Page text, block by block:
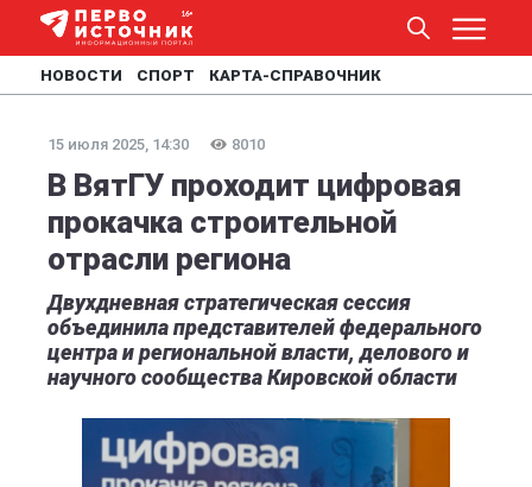
НОВОСТИ СПОРТ КАРТА-СПРАВОЧНИК
15 июля 2025, 14:30 8010
В ВятГУ проходит цифровая
прокачка строительной
отрасли региона
Двухдневная стратегическая сессия
объединила представителей федерального
центра и региональной власти, делового и
научного сообщества Кировской области